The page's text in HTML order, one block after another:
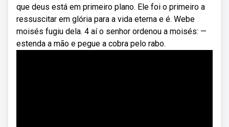
que deus está em primeiro plano. Ele foi o primeiro a
ressuscitar em glória para a vida eterna e é. Webe
moisés fugiu dela. 4 aí o senhor ordenou a moisés: —
estenda a mão e pegue a cobra pelo rabo.